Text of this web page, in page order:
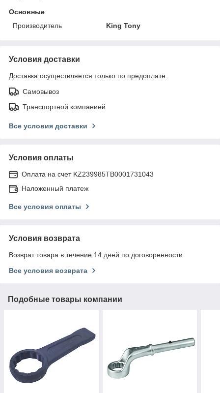
Основные
Производитель
King Tony
Условия доставки
Доставка осуществляется только по предоплате.
Самовывоз
Транспортной компанией
Все условия доставки
Условия оплаты
Оплата на счет KZ239985TB0001731043
Наложенный платеж
Все условия оплаты
Условия возврата
Возврат товара в течение 14 дней по договоренности
Все условия возврата
Подобные товары компании